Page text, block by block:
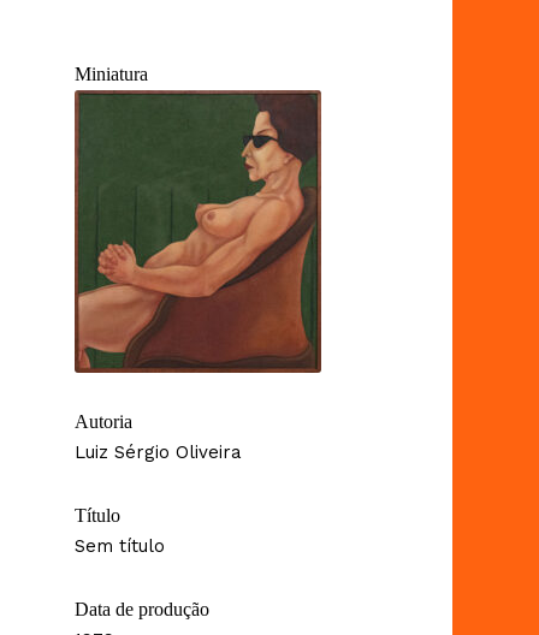
Miniatura
Autoria
Luiz Sérgio Oliveira
Título
Sem título
Data de produção